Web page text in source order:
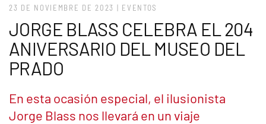
23 DE NOVIEMBRE DE 2023 EVENTOS
JORGE BLASS CELEBRA EL 204
ANIVERSARIO DEL MUSEO DEL
PRADO
En esta ocasión especial, el ilusionista
Jorge Blass nos llevará en un viaje